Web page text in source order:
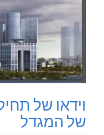
וידאו של
של המגדל